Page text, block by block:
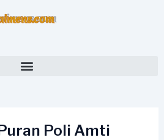
Puran Poli Amti